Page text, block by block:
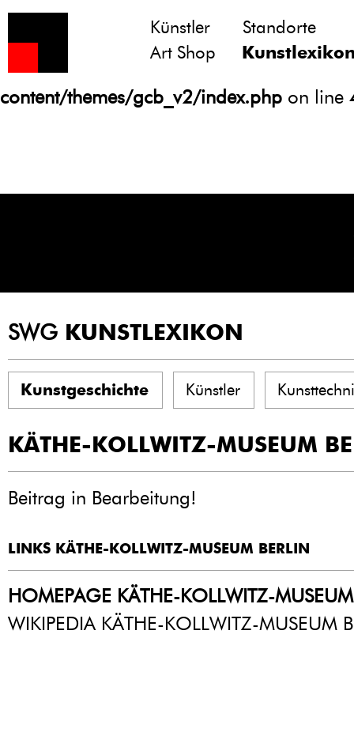
Notice
: Undefined variable: atts in
/homepages/21/d13550920/htdocs/
content/themes/gcb_v2/index.php on line
Künstler
Standorte
Art Shop
SWG KUNSTLEXIKON
Kunstgeschichte Künstler
KÄTHE-KOLLWITZ-MUSEUM
Beitrag in Bearbeitung!
LINKS KÄTHE-KOLLWITZ-MUSEUM BERLIN
HOMEPAGE KÄTHE-KOLLWITZ-
WIKIPEDIA KÄTHE-KOLLWITZ-MUSEUM